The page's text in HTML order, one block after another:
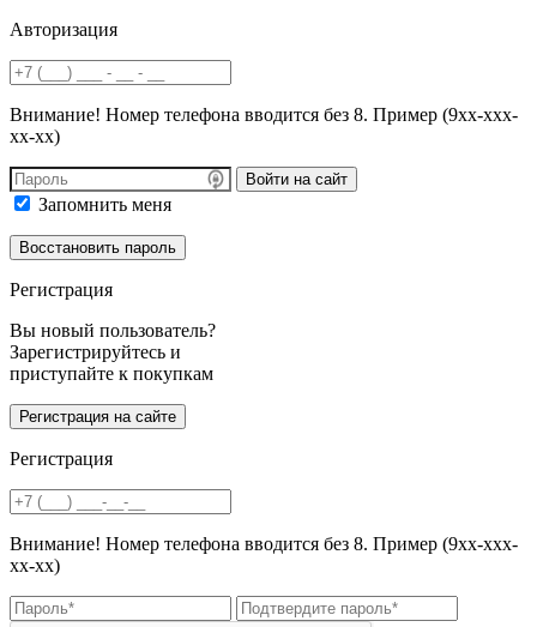
Авторизация
Внимание! Номер телефона вводится без 8. Пример (9хх-ххх-
хх-хх)
Войти на сайт
Запомнить меня
Регистрация
Вы новый пользователь?
Зарегистрируйтесь и
приступайте к покупкам
Регистрация
Внимание! Номер телефона вводится без 8. Пример (9хх-ххх-
хх-хх)